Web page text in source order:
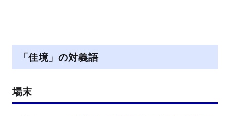
「佳境」の対義語
場末